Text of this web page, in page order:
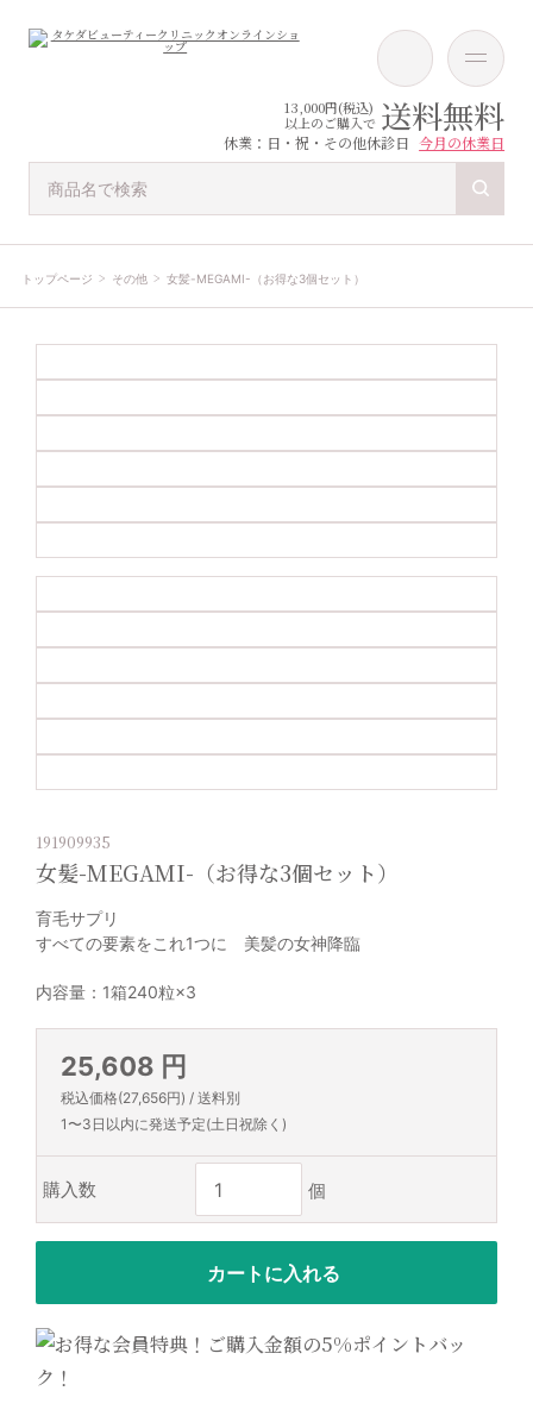
13,000円(税込)
以上のご購入で 送料無料
休業：日・祝・その他休診日 今月の休業日
トップページ その他 女髪-MEGAMI-（お得な3個セット）
191909935
女髪-MEGAMI-（お得な3個セット）
育毛サプリ
すべての要素をこれ1つに 美髪の女神降臨
内容量：1箱240粒×3
25,608 円
税込価格(27,656円) / 送料別
1〜3日以内に発送予定(土日祝除く)
購入数